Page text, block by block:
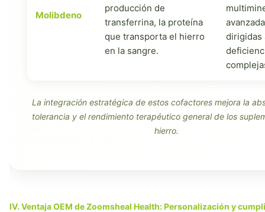
Molibdeno
producción de
transferrina, la proteína
que transporta el hierro
en la sangre.
dirigidas
La integración estratégica de estos cofactores mejora la
tolerancia y el rendimiento terapéutico general de los
hierro.
IV. Ventaja OEM de Zoomsheal Health: Personalización y